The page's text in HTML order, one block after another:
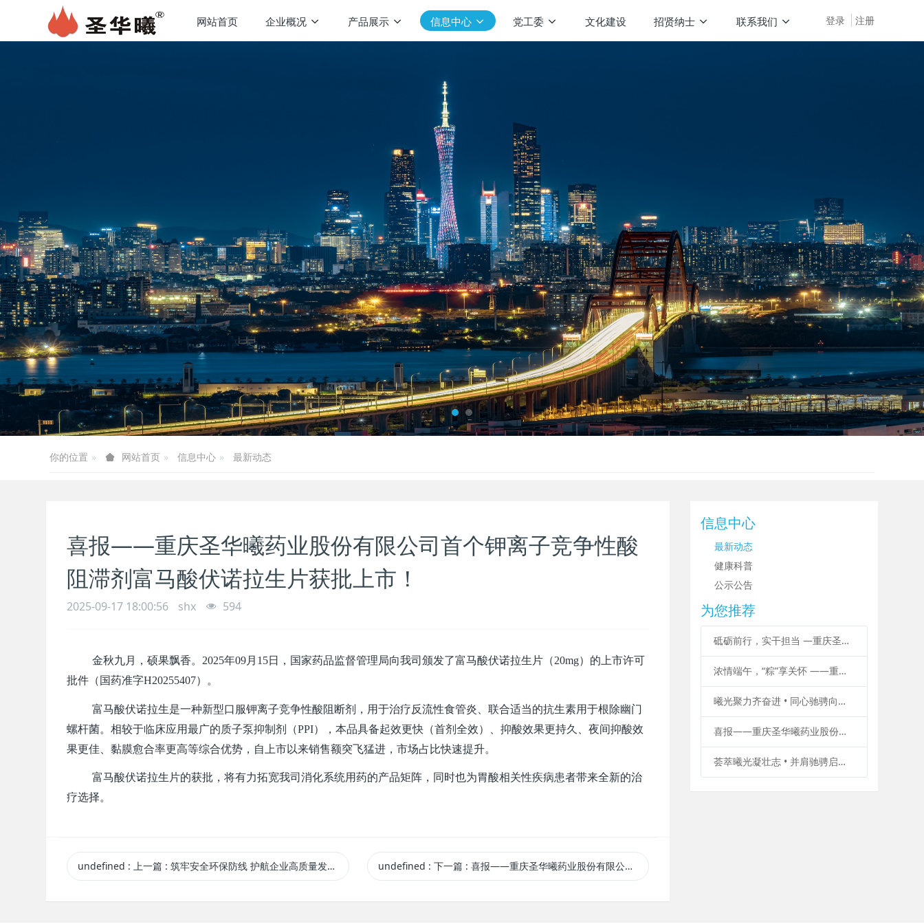
登录 注册
网站首页 企业概况 产品展示 信息中心 党工委 文化建设 招贤纳士 联系我们
你的位置 网站首页 信息中心 最新动态
喜报——重庆圣华曦药业股份有限公司首个钾离子竞争性酸
阻滞剂富马酸伏诺拉生片获批上市！
2025-09-17 18:00:56 shx 594
金秋九月，硕果飘香。2025年09月15日，国家药品监督管理局向我司颁发了富马酸伏诺拉生片（20mg）的上市许可
批件（国药准字H20255407）。
富马酸伏诺拉生是一种新型口服钾离子竞争性酸阻断剂，用于治疗反流性食管炎、联合适当的抗生素用于根除幽门
螺杆菌。相较于临床应用最广的质子泵抑制剂（PPI），本品具备起效更快（首剂全效）、抑酸效果更持久、夜间抑酸效
果更佳、黏膜愈合率更高等综合优势，自上市以来销售额突飞猛进，市场占比快速提升。
富马酸伏诺拉生片的获批，将有力拓宽我司消化系统用药的产品矩阵，同时也为胃酸相关性疾病患者带来全新的治
疗选择。
undefined :上一篇 : 筑牢安全环保防线 护航企业高质量发展 —圣华曦药业2025年度安全环保培训圆满举办 undefined : 下一篇 : 喜报——重庆圣华曦药业股份有限公司“枸橼酸托瑞米芬片”获批上市
信息中心
最新动态
健康科普
公示公告
为您推荐
砥砺前行，实干担当 —重庆圣华曦药业党总支2026主题党建活动走进江津
浓情端午，“粽”享关怀 ——重庆圣华曦药业2026年端午节福利暖心发放
曦光聚力齐奋进 • 同心驰骋向未来—— 记圣华曦药业2026“汇曦光 • 共驰骋”团建活动
喜报——重庆圣华曦药业股份有限公司“依折麦布阿托伐他汀钙片（Ⅱ）”获批上市
荟萃曦光凝壮志 • 并肩驰骋启华章—— 记圣华曦药业2026“汇曦光 • 共驰骋”团建活动